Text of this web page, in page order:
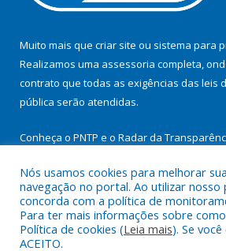
Muito mais que criar site ou sistema para
Realizamos uma assessoria completa,
contrato que todas as exigências das leis
pública serão atendidas.
Conheça o PNTP e o Radar da
Todos os direitos reservados a
Cachoeira do Arari.
Nós usamos cookies para melhorar
navegação no portal. Ao utilizar nosso
concorda com a política de
Para ter mais informações sobre
Política de cookies (Leia mais). Se
ACEITO.